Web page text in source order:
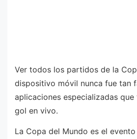
Ver todos los partidos de la
dispositivo móvil nunca fue tan
aplicaciones especializadas
gol en vivo.
La Copa del Mundo es el